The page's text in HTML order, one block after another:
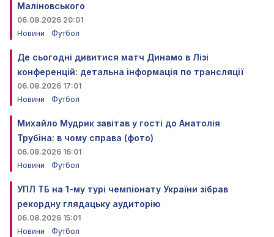
Маліновського
06.08.2026 20:01
Новини
Футбол
Де сьогодні дивитися матч Динамо в Лізі
конференцій: детальна інформація по трансляції
06.08.2026 17:01
Новини
Футбол
Михайло Мудрик завітав у гості до Анатолія
Трубіна: в чому справа (фото)
06.08.2026 16:01
Новини
Футбол
УПЛ ТБ на 1-му турі чемпіонату України зібрав
рекордну глядацьку аудиторію
06.08.2026 15:01
Новини
Футбол